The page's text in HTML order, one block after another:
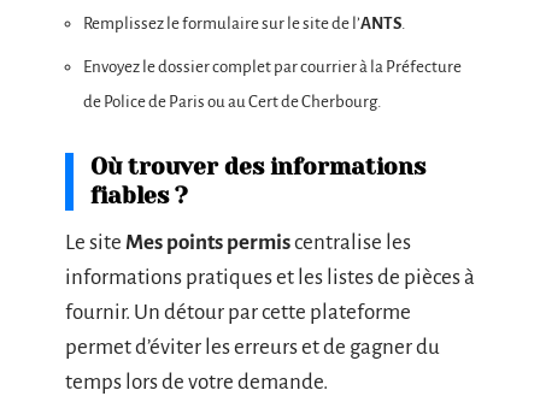
Remplissez le formulaire sur le site de l’ANTS
Envoyez le dossier complet par courrier à la Préfecture
de Police de Paris ou au Cert de Cherbourg.
Où trouver des informations
fiables ?
Le site Mes points permiscentralise les
informations pratiques et les listes de pièces à
fournir. Un détour par cette plateforme
permet d’éviter les erreurs et de gagner du
temps lors de votre demande.